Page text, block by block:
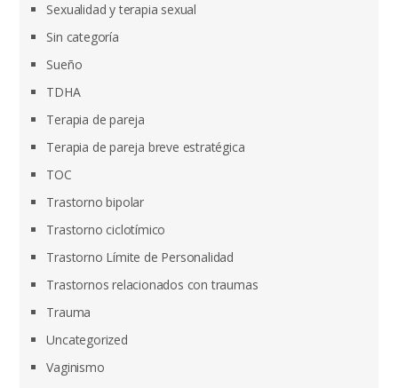
Sexualidad y terapia sexual
Sin categoría
Sueño
TDHA
Terapia de pareja
Terapia de pareja breve estratégica
TOC
Trastorno bipolar
Trastorno ciclotímico
Trastorno Límite de Personalidad
Trastornos relacionados con traumas
Trauma
Uncategorized
Vaginismo